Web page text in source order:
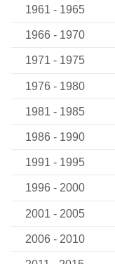
1961 - 1965
1966 - 1970
1971 - 1975
1976 - 1980
1981 - 1985
1986 - 1990
1991 - 1995
1996 - 2000
2001 - 2005
2006 - 2010